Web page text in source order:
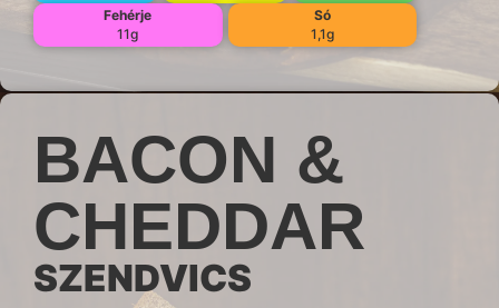
Fehérje
11g
Só
1,1g
BACON &
CHEDDAR
SZENDVICS